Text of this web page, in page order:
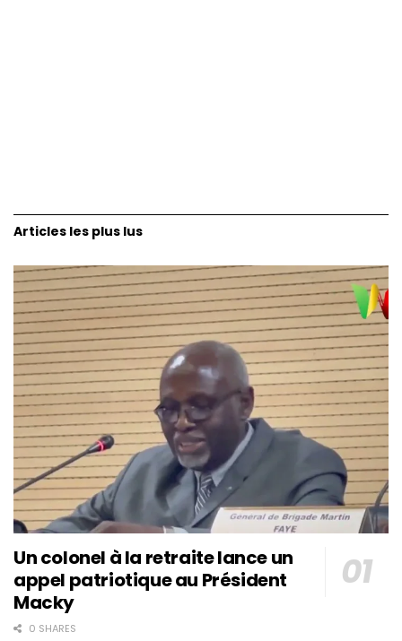
Articles les plus lus
Un colonel à la retraite lance un
appel patriotique au Président
Macky
0 SHARES